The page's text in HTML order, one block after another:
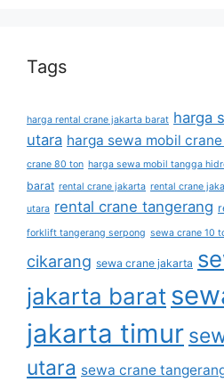
Tags
harga rental crane jakarta barat harga
utara harga sewa mobil
crane 80 ton harga sewa mobil tangga
barat rental crane jakarta rental crane
utara rental crane tangerang
forklift tangerang serpong sewa crane 10
cikarang sewa crane jakarta
jakarta barat
jakarta timur
utara sewa crane